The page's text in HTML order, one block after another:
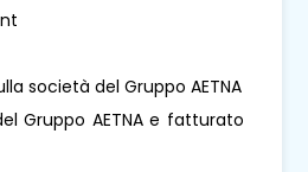
società del Gruppo AETNA
Gruppo AETNA e fatturato